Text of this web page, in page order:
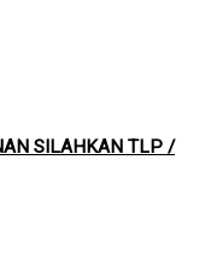
SILAHKAN TLP /